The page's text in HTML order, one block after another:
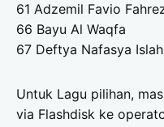
61 Adzemil Favio
66 Bayu Al Waqfa
67 Deftya Nafasya Islah
Untuk Lagu pilihan,
via Flashdisk ke